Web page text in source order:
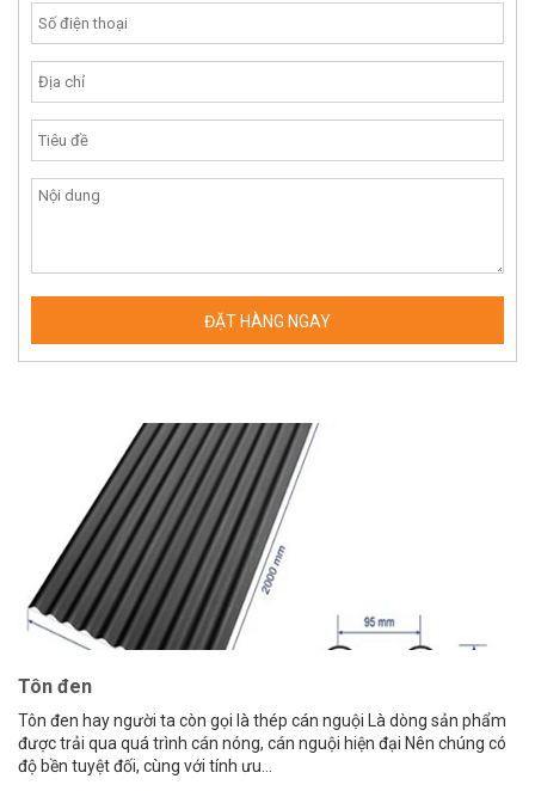
Tôn đen
Tôn đen hay người ta còn gọi là thép cán nguội Là dòng sản phẩm
được trải qua quá trình cán nóng, cán nguội hiện đại Nên chúng có
độ bền tuyệt đối, cùng với tính ưu...